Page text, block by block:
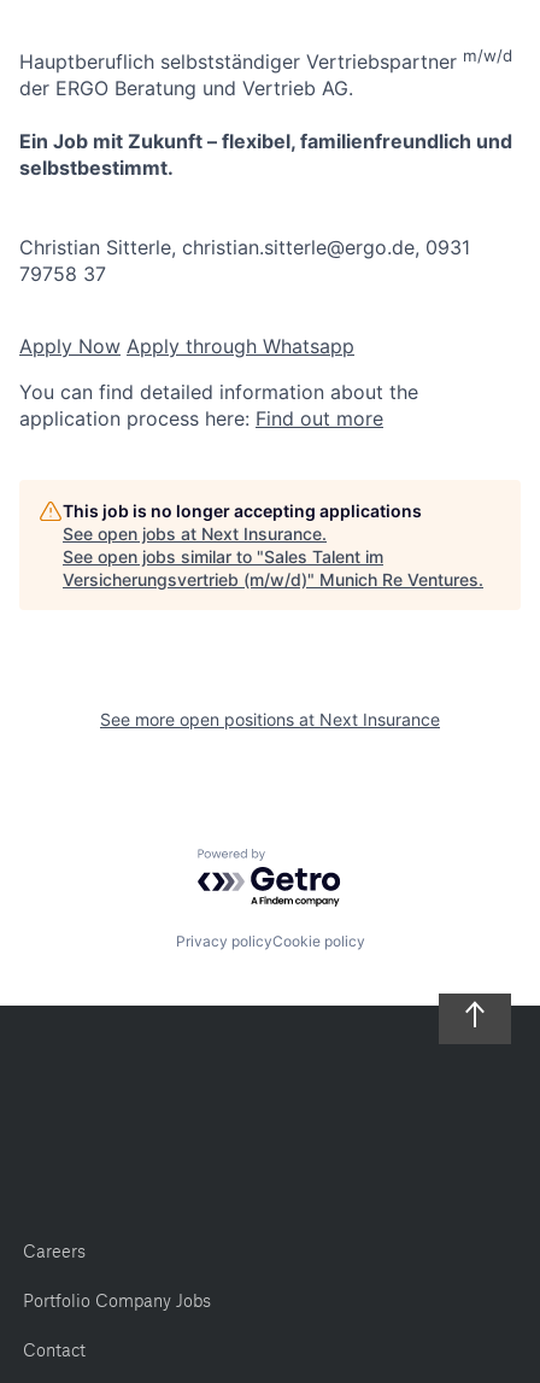
Hauptberuflich selbstständiger Vertriebspartner m/w/d
der ERGO Beratung und Vertrieb AG.
Ein Job mit Zukunft – flexibel, familienfreundlich und
selbstbestimmt.
Christian Sitterle, christian.sitterle@ergo.de, 0931
79758 37
Apply Now Apply through Whatsapp
You can find detailed information about the
application process here: Find out more
This job is no longer accepting applications
See open jobs at Next Insurance.
See open jobs similar to "Sales Talent im
Versicherungsvertrieb (m/w/d)" Munich Re Ventures.
See more open positions at Next Insurance
Powered by Getro.com
Privacy policyCookie policy
Careers
Portfolio Company Jobs
Contact